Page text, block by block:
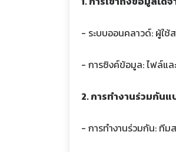
- ระบบออนคลาวด์: ผู้ใช้
- การซิงค์ข้อมูล: ไฟล์แ
2. การทำงานร่วมกันแ
- การทำงานร่วมกัน: ทีม